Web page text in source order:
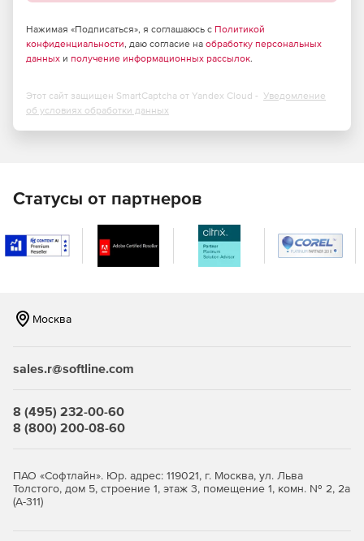
Поддержка объектов «Сортировки».
unlogged-таблиц.
Быстрая навигация и управление базами данных.
Эффективное управление данными и параметрами
безопасности.
Мощный визуальный конструктор баз данных.
PostgreSQL.
Нажимая «Подписаться», я соглашаюсь с Политикой
конфиденциальности, даю согласие на обработку персональных
данных и получение информационных рассылок.
Этот сайт защищен SmartCaptcha от Yandex Cloud - Уведомление
об условиях обработки данных
Статусы от партнеров
Москва
sales.r@softline.com
8 (495) 232-00-60
8 (800) 200-08-60
ПАО «Софтлайн». Юр. адрес: 119021, г. Москва, ул. Льва
Толстого, дом 5, строение 1, этаж 3, помещение 1, комн. № 2, 2а
(А-311)